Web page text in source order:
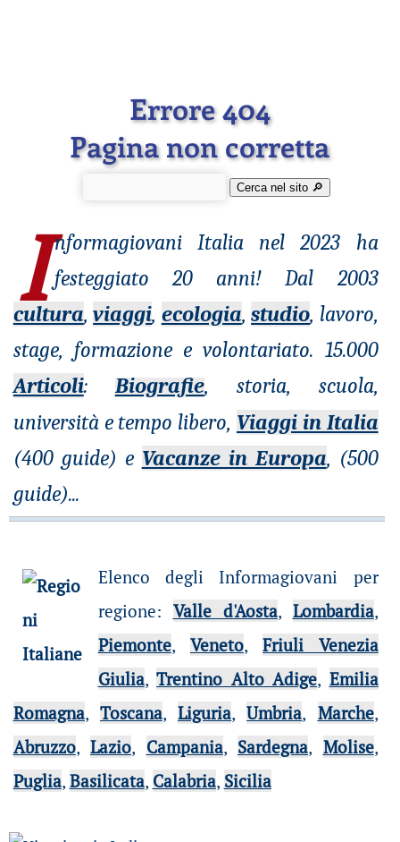
Errore 404
Pagina non corretta
Cerca nel sito 🔎︎
I nformagiovaniItalia nel 2023 ha
festeggiato 20 anni! Dal 2003
cultura,viaggi, ecologia,studio, lavoro,
stage, formazione e volontariato. 15.000
Articoli: Biografie, storia, scuola,
università e tempo libero, Viaggi in Italia
(400 guide) e Vacanze in Europa, (500
guide)...
Elenco degli Informagiovani per
regione: Valle d'Aosta, Lombardia,
Piemonte, Veneto,Friuli Venezia
Giulia,Trentino Alto Adige, Emilia
Romagna, Toscana,Liguria,Umbria, Marche,
Abruzzo,Lazio, Campania, Sardegna, Molise,
Puglia, Basilicata, Calabria, Sicilia